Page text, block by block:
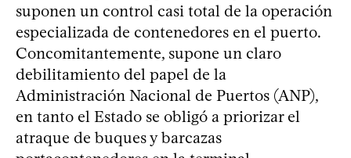
suponen un control casi total de la operación
especializada de contenedores en el puerto.
Concomitantemente, supone un claro
debilitamiento del papel de la
Administración Nacional de Puertos (ANP),
en tanto el Estado se obligó a priorizar el
atraque de buques y barcazas